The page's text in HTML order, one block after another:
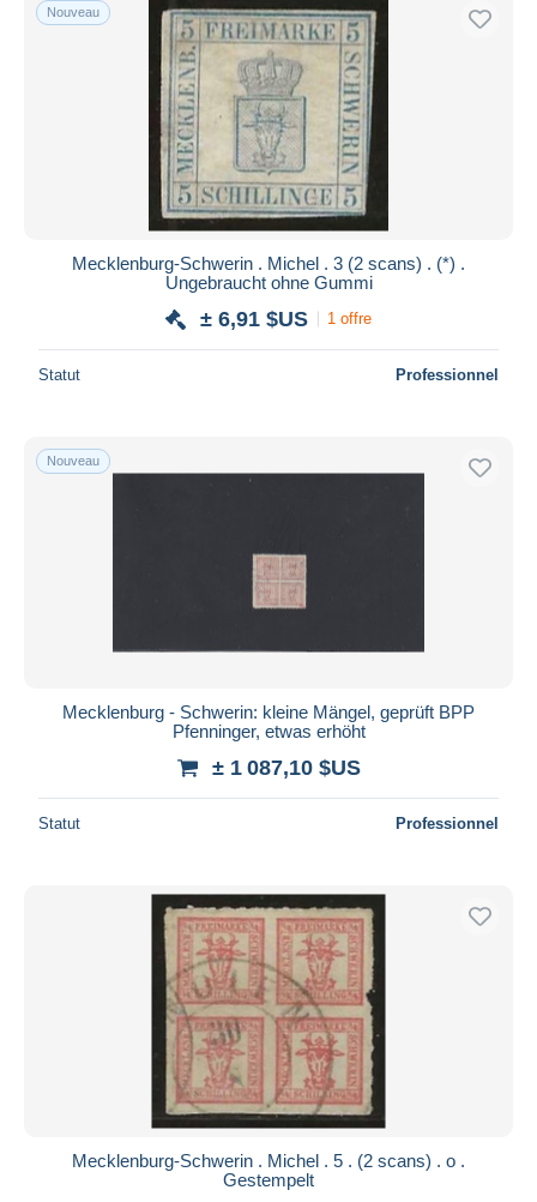
Nouveau
Mecklenburg-Schwerin . Michel . 3 (2 scans) . (*) .
Ungebraucht ohne Gummi
± 6,91 $US 1 offre
Statut Professionnel
Nouveau
Mecklenburg - Schwerin: kleine Mängel, geprüft BPP
Pfenninger, etwas erhöht
± 1 087,10 $US
Statut Professionnel
Mecklenburg-Schwerin . Michel . 5 . (2 scans) . o .
Gestempelt